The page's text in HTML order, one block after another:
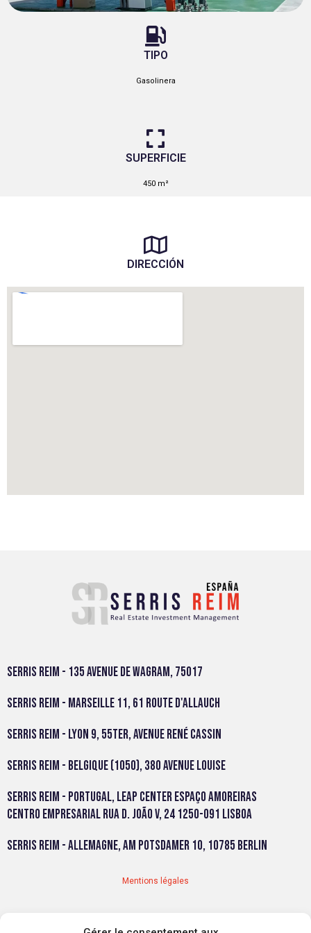
TIPO
Gasolinera
SUPERFICIE
450 m²
DIRECCIÓN
Serris Reim - 135 avenue de Wagram, 75017
Serris Reim - Marseille 11, 61 route d'Allauch
Serris Reim - Lyon 9, 55TER, Avenue rené Cassin
Serris Reim - Belgique (1050), 380 avenue Louise
Serris Reim - Portugal, LEAP Center Espaço Amoreiras
Centro Empresarial Rua D. João V, 24 1250-091 Lisboa
Serris Reim - Allemagne, Am Potsdamer 10, 10785 Berlin
Mentions légales